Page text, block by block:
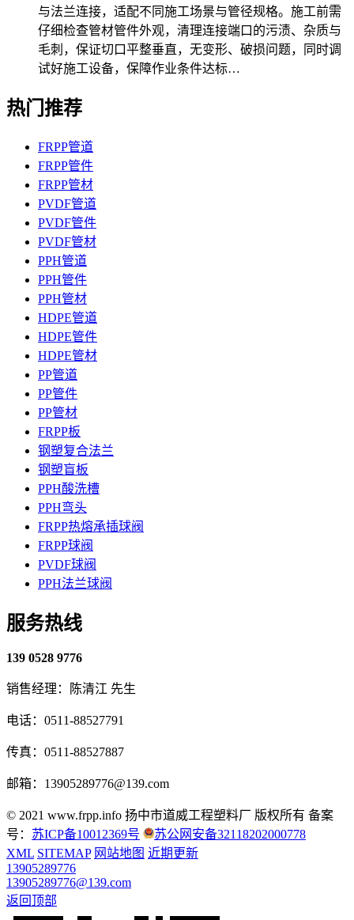
与法兰连接，适配不同施工场景与管径规格。施工前需
仔细检查管材管件外观，清理连接端口的污渍、杂质与
毛刺，保证切口平整垂直，无变形、破损问题，同时调
试好施工设备，保障作业条件达标…
热门推荐
FRPP管道
FRPP管件
FRPP管材
PVDF管道
PVDF管件
PVDF管材
PPH管道
PPH管件
PPH管材
HDPE管道
HDPE管件
HDPE管材
PP管道
PP管件
PP管材
FRPP板
钢塑复合法兰
钢塑盲板
PPH酸洗槽
PPH弯头
FRPP热熔承插球阀
FRPP球阀
PVDF球阀
PPH法兰球阀
服务热线
139 0528 9776
销售经理：陈清江 先生
电话：0511-88527791
传真：0511-88527887
邮箱：13905289776@139.com
© 2021 www.frpp.info 扬中市道威工程塑料厂 版权所有 备案
号： 苏ICP备10012369号
苏公网安备32118202000778
XML SITEMAP 网站地图 近期更新
13905289776
13905289776@139.com
返回顶部